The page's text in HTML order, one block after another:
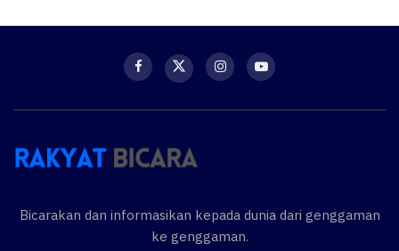
Bicarakan dan informasikan kepada dunia dari genggaman
ke genggaman.